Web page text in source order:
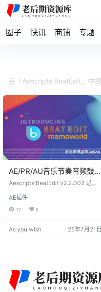
圈子 快讯 商铺 专题
AE/PR/AU音乐节奏音频鼓点
动画插件 Aescripts
程
Aescripts BeatEdit v2.2.002 是一
ere Pro和Audition设计的音乐节奏
鼓点动画插件，旨在彻底改变用户
检测音乐轨道中的节拍，并允许用
AE插件
17 0
As you wish 25年7月21日